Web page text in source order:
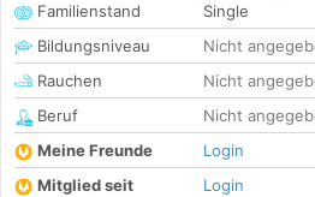
Familienstand
Single
Bildungsniveau
Nicht
Rauchen
Nicht
Beruf
Nicht
Meine Freunde
Login
Mitglied seit
Login